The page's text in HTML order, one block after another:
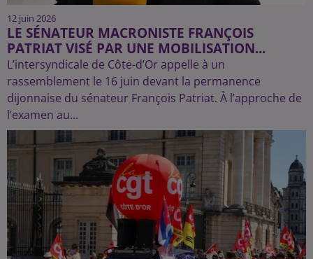
12 juin 2026
LE SÉNATEUR MACRONISTE FRANÇOIS
PATRIAT VISÉ PAR UNE MOBILISATION...
L’intersyndicale de Côte-d’Or appelle à un
rassemblement le 16 juin devant la permanence
dijonnaise du sénateur François Patriat. À l’approche de
l’examen au...